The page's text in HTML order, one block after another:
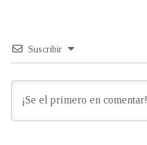
Suscribir